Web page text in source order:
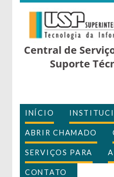
Central de
Suporte
INÍCIO
ABRIR CHAMADO
SERVIÇOS PARA
CONTATO